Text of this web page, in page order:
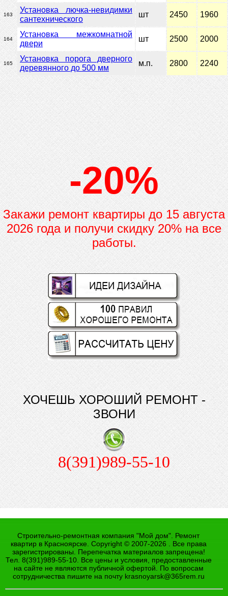
163
Установка лючка-невидимки
сантехнического
шт 2450 1960
164
Установка межкомнатной
двери
шт 2500 2000
165
Установка порога дверного
деревянного до 500 мм
м.п. 2800 2240
-20%
Закажи ремонт квартиры до15 августа
2026 года и получи скидку 20% на все
работы.
ХОЧЕШЬ ХОРОШИЙ РЕМОНТ -
ЗВОНИ
8(391)989-55-10
Строительно-ремонтная компания "Мой дом". Ремонт
квартир в Красноярске. Copyright © 2007-2026 . Все права
зарегистрированы. Перепечатка материалов запрещена!
Тел. 8(391)989-55-10. Все цены и условия, предоставленные
на сайте не являются публичной офертой. По вопросам
сотрудничества пишите на почту krasnoyarsk@365rem.ru